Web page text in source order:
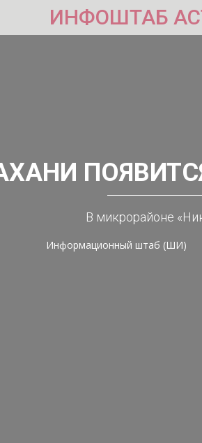
ИНФОШТАБ
В микрорайоне
Информационный штаб (ШИ)